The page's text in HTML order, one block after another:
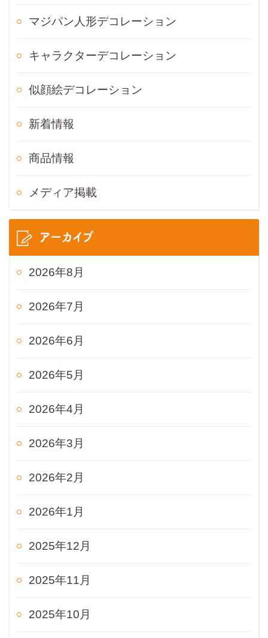
マジパン人形デコレーション
キャラクターデコレーション
似顔絵デコレーション
新着情報
商品情報
メディア掲載
アーカイブ
2026年8月
2026年7月
2026年6月
2026年5月
2026年4月
2026年3月
2026年2月
2026年1月
2025年12月
2025年11月
2025年10月